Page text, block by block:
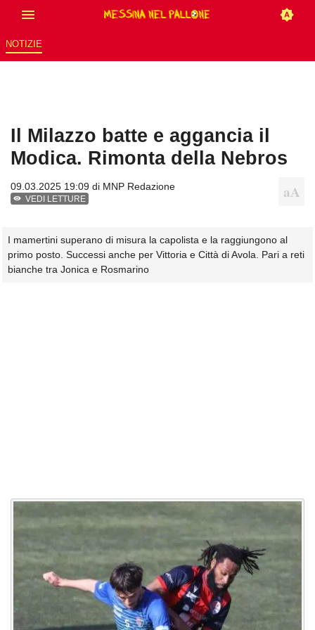
NOTIZIE
Il Milazzo batte e aggancia il
Modica. Rimonta della Nebros
09.03.2025 19:09 di MNP Redazione
VEDI LETTURE
I mamertini superano di misura la capolista e la raggiungono al
primo posto. Successi anche per Vittoria e Città di Avola. Pari a reti
bianche tra Jonica e Rosmarino